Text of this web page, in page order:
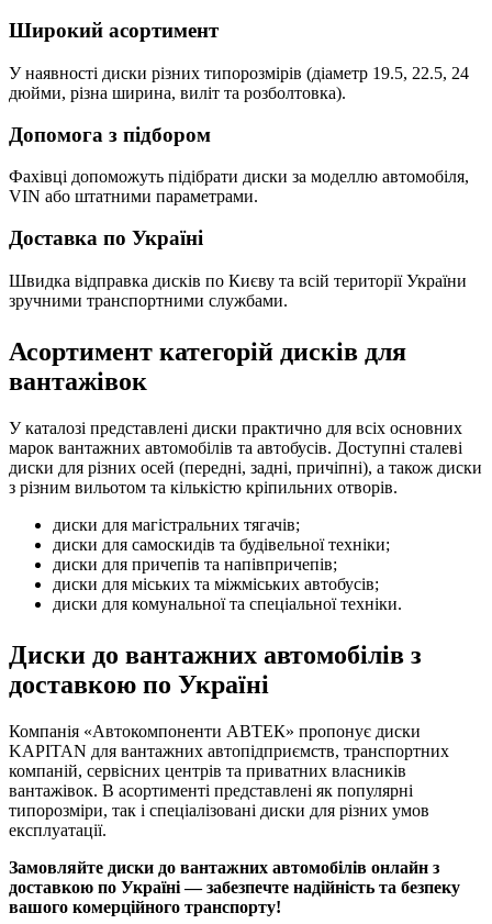
Широкий асортимент
У наявності диски різних типорозмірів (діаметр 19.5, 22.5, 24
дюйми, різна ширина, виліт та розболтовка).
Допомога з підбором
Фахівці допоможуть підібрати диски за моделлю автомобіля,
VIN або штатними параметрами.
Доставка по Україні
Швидка відправка дисків по Києву та всій території України
зручними транспортними службами.
Асортимент категорій дисків для
вантажівок
У каталозі представлені диски практично для всіх основних
марок вантажних автомобілів та автобусів. Доступні сталеві
диски для різних осей (передні, задні, причіпні), а також диски
з різним вильотом та кількістю кріпильних отворів.
диски для магістральних тягачів;
диски для самоскидів та будівельної техніки;
диски для причепів та напівпричепів;
диски для міських та міжміських автобусів;
диски для комунальної та спеціальної техніки.
Диски до вантажних автомобілів з
доставкою по Україні
Компанія «Автокомпоненти АВТЕК» пропонує диски
KAPITAN для вантажних автопідприємств, транспортних
компаній, сервісних центрів та приватних власників
вантажівок. В асортименті представлені як популярні
типорозміри, так і спеціалізовані диски для різних умов
експлуатації.
Замовляйте диски до вантажних автомобілів онлайн з
доставкою по Україні — забезпечте надійність та безпеку
вашого комерційного транспорту!